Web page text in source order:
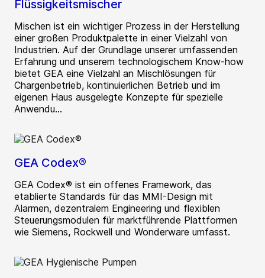
Flüssigkeitsmischer
Mischen ist ein wichtiger Prozess in der Herstellung
einer großen Produktpalette in einer Vielzahl von
Industrien. Auf der Grundlage unserer umfassenden
Erfahrung und unserem technologischem Know-how
bietet GEA eine Vielzahl an Mischlösungen für
Chargenbetrieb, kontinuierlichen Betrieb und im
eigenen Haus ausgelegte Konzepte für spezielle
Anwendu...
GEA Codex®
GEA Codex® ist ein offenes Framework, das
etablierte Standards für das MMI-Design mit
Alarmen, dezentralem Engineering und flexiblen
Steuerungsmodulen für marktführende Plattformen
wie Siemens, Rockwell und Wonderware umfasst.